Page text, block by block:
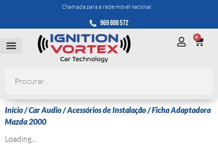
Chamada para a rede móvel nacional
969 888 572
0
Início/Car Audio/Acessórios de Instalação/ Ficha Adaptadora
Mazda 2000
Loading...